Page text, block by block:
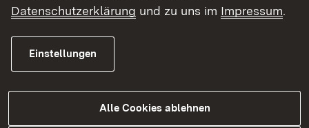
Das Objekt
Datenschutzerklärung und zu uns im Impressum.
Einstellungen
Alle Cookies ablehnen